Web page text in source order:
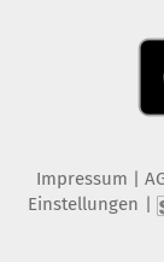
Impressum
Einstellungen